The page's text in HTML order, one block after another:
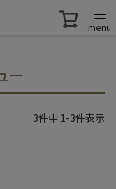
menu
ー
3件中 1-3件表示